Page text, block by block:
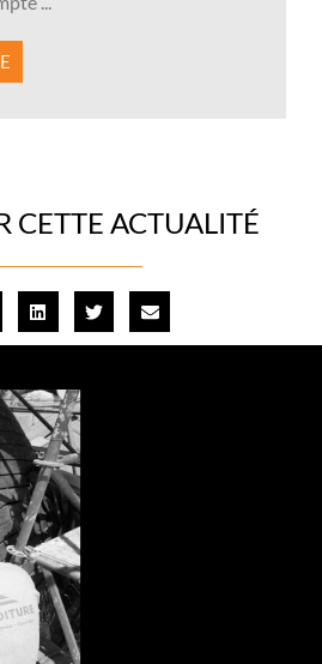
CETTE ACTUALITÉ